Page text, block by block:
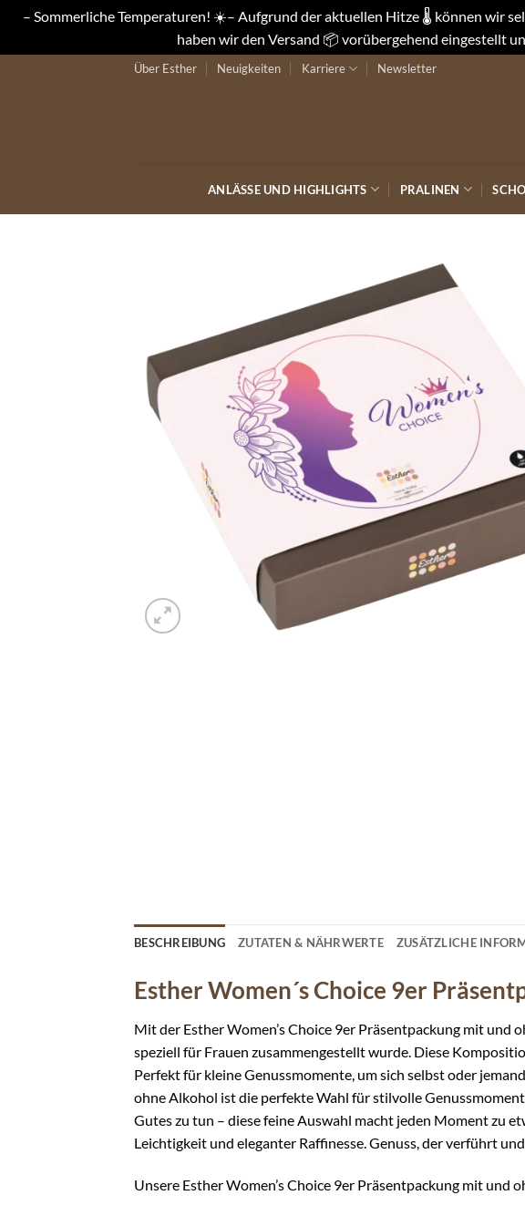
– Sommerliche Temperaturen! ☀️– Aufgrund der aktuellen Hitze 🌡️ können wir
haben wir den Versand 📦 vorübergehend eingestellt
Über Esther Neuigkeiten Karriere Newsletter
ANLÄSSE UND HIGHLIGHTS PRALINEN
BESCHREIBUNG ZUTATEN & NÄHRWERTE ZUSÄTZLICHE
Esther Women´s Choice 9er
Mit der Esther Women’s Choice 9er Präsentpackung mit
speziell für Frauen zusammengestellt wurde. Diese
Perfekt für kleine Genussmomente, um sich selbst oder
ohne Alkohol ist die perfekte Wahl für stilvolle
Gutes zu tun – diese feine Auswahl macht jeden Moment zu
Leichtigkeit und eleganter Raffinesse. Genuss, der verführt
Unsere Esther Women’s Choice 9er Präsentpackung mit und